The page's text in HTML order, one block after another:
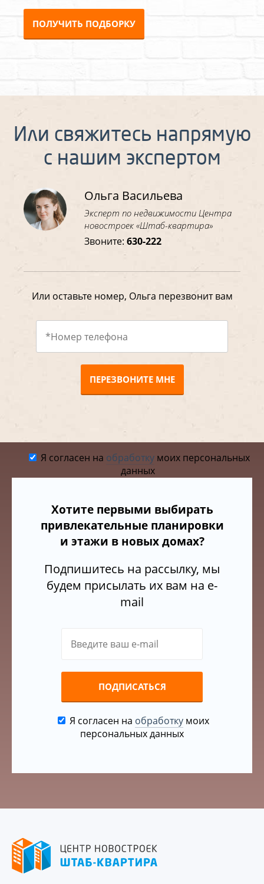
ПОЛУЧИТЬ ПОДБОРКУ
Или свяжитесь напрямую
с нашим экспертом
Ольга Васильева
Эксперт по недвижимости Центра
новостроек «Штаб-квартира»
Звоните:630-222
Или оставьте номер, Ольга перезвонит вам
ПЕРЕЗВОНИТЕ МНЕ
Я согласен на обработкумоих персональных
данных
Хотите первыми выбирать
привлекательные планировки
и этажи в новых домах?
Подпишитесь на рассылку, мы
будем присылать их вам на e-
mail
ПОДПИСАТЬСЯ
Я согласен на обработкумоих
персональных данных